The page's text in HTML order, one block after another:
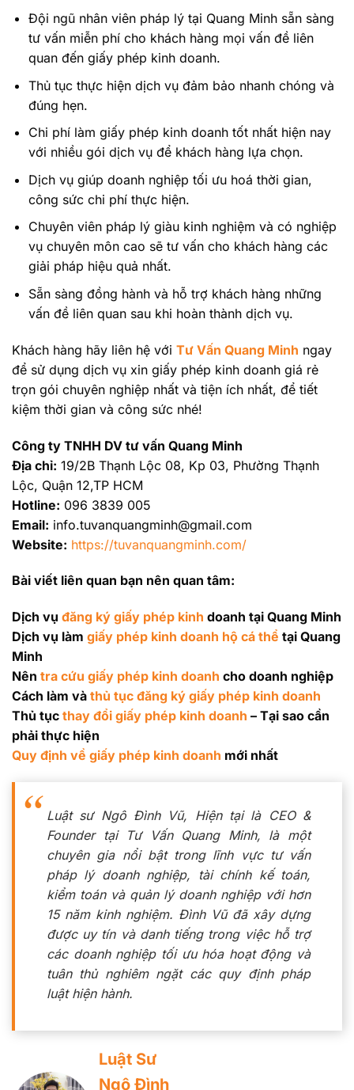
Đội ngũ nhân viên pháp lý tại Quang Minh sẵn sàng
tư vấn miễn phí cho khách hàng mọi vấn đề liên
quan đến giấy phép kinh doanh.
Thủ tục thực hiện dịch vụ đảm bảo nhanh chóng và
đúng hẹn.
Chi phí làm giấy phép kinh doanh tốt nhất hiện nay
với nhiều gói dịch vụ để khách hàng lựa chọn.
Dịch vụ giúp doanh nghiệp tối ưu hoá thời gian,
công sức chi phí thực hiện.
Chuyên viên pháp lý giàu kinh nghiệm và có nghiệp
vụ chuyên môn cao sẽ tư vấn cho khách hàng các
giải pháp hiệu quả nhất.
Sẵn sàng đồng hành và hỗ trợ khách hàng những
vấn đề liên quan sau khi hoàn thành dịch vụ.
Khách hàng hãy liên hệ với Tư Vấn Quang Minh ngay
để sử dụng dịch vụ xin giấy phép kinh doanh giá rẻ
trọn gói chuyên nghiệp nhất và tiện ích nhất, để tiết
kiệm thời gian và công sức nhé!
Công ty TNHH DV tư vấn Quang Minh
Địa chỉ: 19/2B Thạnh Lộc 08, Kp 03, Phường Thạnh
Lộc, Quận 12,TP HCM
Hotline: 096 3839 005
Email: info.tuvanquangminh@gmail.com
Website: https://tuvanquangminh.com/
Bài viết liên quan bạn nên quan tâm:
Dịch vụ đăng ký giấy phép kinh doanh tại Quang Minh
Dịch vụ làm giấy phép kinh doanh hộ cá thể tại Quang
Minh
Nên tra cứu giấy phép kinh doanh cho doanh nghiệp
Cách làm và thủ tục đăng ký giấy phép kinh doanh
Thủ tục thay đổi giấy phép kinh doanh – Tại sao cần
phải thực hiện
Quy định về giấy phép kinh doanh mới nhất
Luật sư Ngô Đình Vũ, Hiện tại là CEO &
Founder tại Tư Vấn Quang Minh, là một
chuyên gia nổi bật trong lĩnh vực tư vấn
pháp lý doanh nghiệp, tài chính kế toán,
kiểm toán và quản lý doanh nghiệp với hơn
15 năm kinh nghiệm. Đình Vũ đã xây dựng
được uy tín và danh tiếng trong việc hỗ trợ
các doanh nghiệp tối ưu hóa hoạt động và
tuân thủ nghiêm ngặt các quy định pháp
luật hiện hành.
Luật Sư
Ngô Đình